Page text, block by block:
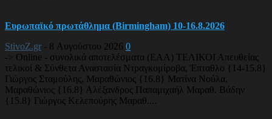
Ευρωπαϊκό πρωτάθλημα (Birmingham) 10-16.8.2026
StivoZ.gr - 8 Αυγούστου 2026 0
-> Online - συνολικά αποτελέσματα (EAA) ΤΕΛΙΚΟΙ Απευθείας
τελικοί & Σύνθετα Αναστασία Ντραγκομίροβα, Έπταθλο {14-15.8}
Γιώργος Σταμούλης, Μαραθώνιος {16.8} Ματίνα Νούλα,
Μαραθώνιος {16.8} Αλέξανδρος Παπαμιχαήλ Μαραθ. Βάδην
{15.8} Γιώργος Κελεπούρης Μαραθ....